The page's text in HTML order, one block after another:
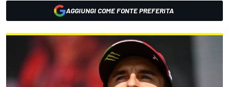
AGGIUNGI COME FONTE PREFERITA